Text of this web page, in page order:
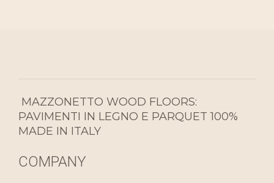
MAZZONETTO WOOD FLOORS:
PAVIMENTI IN LEGNO E PARQUET 100%
MADE IN ITALY
COMPANY